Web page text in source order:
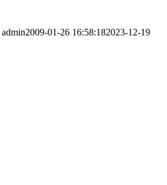
admin2009-01-26 16:58:182023-12-19